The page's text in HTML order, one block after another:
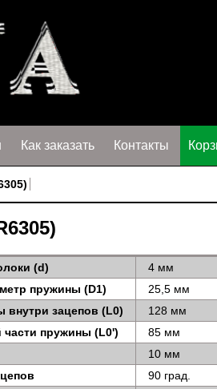
Как заказать Контакты
(d)
4 мм
пружины (D1)
25,5 мм
внутри зацепов (L0)
128 мм
части пружины (L0')
85 мм
10 мм
90 град.